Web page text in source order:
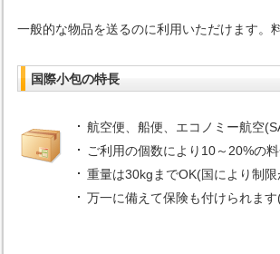
一般的な物品を送るのに利用いただけます。
国際小包の特長
航空便、船便、エコノミー航空
ご利用の個数により10～20%の料
重量は30kgまでOK(国により制
万一に備えて保険も付けられま